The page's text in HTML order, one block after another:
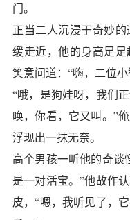
门。
正当二人沉浸于奇妙
缓走近，他的身高足
笑意问道：“嗨，二位
“哦，是狗娃呀，我们
唤，你看，它又叫。”
浮现出一抹无奈。
高个男孩一听他的奇谈
是一对活宝。”他故作
皮，“嗯，我听见了，